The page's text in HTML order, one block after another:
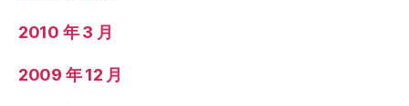
2010 年 3 月
2009 年 12 月